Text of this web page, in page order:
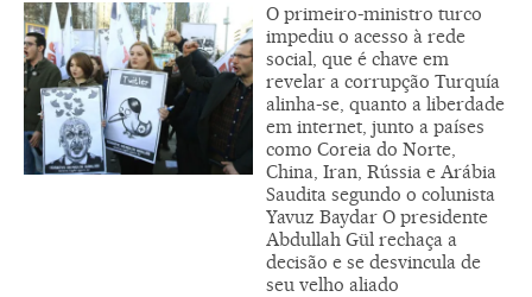
O primeiro-ministro turco
impediu o acesso à rede
social, que é chave em
revelar a corrupção Turquía
alinha-se, quanto a liberdade
em internet, junto a países
como Coreia do Norte,
China, Iran, Rússia e Arábia
Saudita segundo o colunista
Yavuz Baydar O presidente
Abdullah Gül rechaça a
decisão e se desvincula de
seu velho aliado